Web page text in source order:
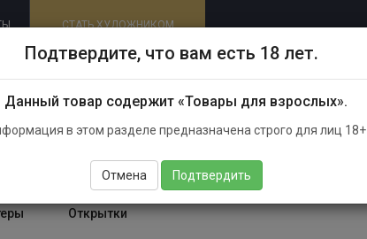
СТАТЬ ХУДОЖНИКОМ
info@parazitakusok.ru
Открытки
Подтвердите, что вам есть 18 лет.
Данный товар содержит «Товары для взрослых».
в этом разделе предназначена строго для лиц 18+
Отмена Подтвердить